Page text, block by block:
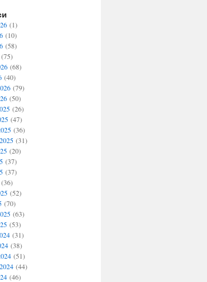
(1)
(10)
(58)
(68)
(40)
(79)
(50)
(26)
(47)
(36)
(31)
(20)
(37)
(37)
(52)
(70)
(63)
(53)
(31)
(38)
(51)
(44)
(46)